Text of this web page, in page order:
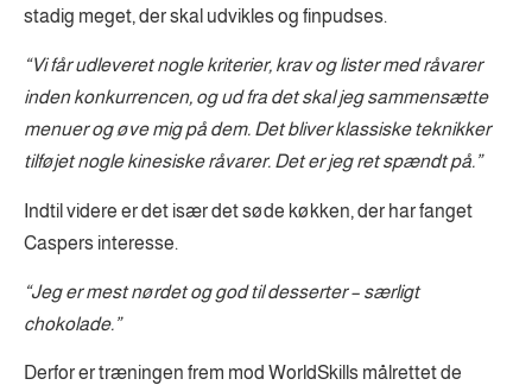
stadig meget, der skal udvikles og finpudses.
“Vi får udleveret nogle kriterier, krav og lister med råvarer
inden konkurrencen, og ud fra det skal jeg sammensætte
menuer og øve mig på dem. Det bliver klassiske teknikker
tilføjet nogle kinesiske råvarer. Det er jeg ret spændt på.”
Indtil videre er det især det søde køkken, der har fanget
Caspers interesse.
“Jeg er mest nørdet og god til desserter – særligt
chokolade.”
Derfor er træningen frem mod WorldSkills målrettet de